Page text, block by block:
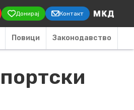
Донирај Контакт
Повици Законодавство